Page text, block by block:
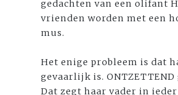
gedachten van een olifant
vrienden worden met een
mus.
Het enige probleem is dat
gevaarlijk is.
Dat zegt haar vader in ieder